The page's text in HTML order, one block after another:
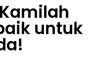
untuk